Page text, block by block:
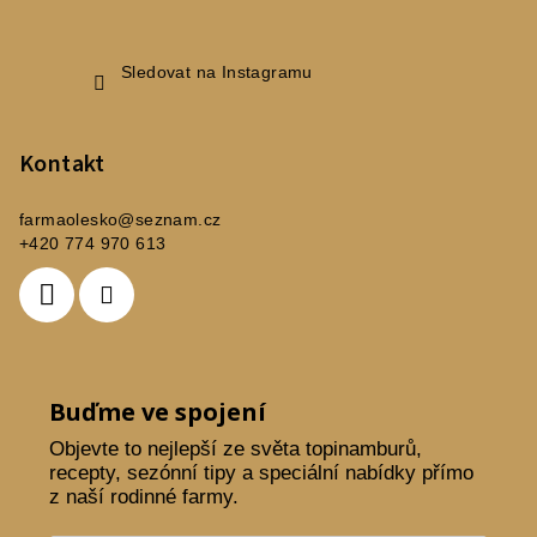
Sledovat na Instagramu
Kontakt
farmaolesko@seznam.cz
+420 774 970 613
Buďme ve spojení
Objevte to nejlepší ze světa topinamburů,
recepty, sezónní tipy a speciální nabídky přímo
z naší rodinné farmy.